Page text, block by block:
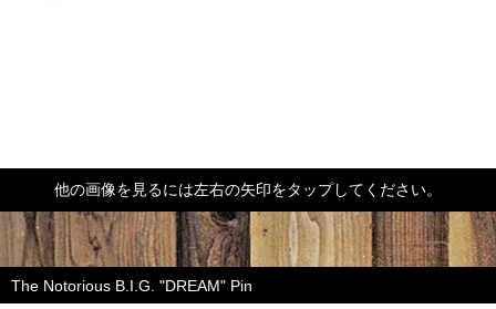
他の画像を見るには左右の矢印をタップしてください。
The Notorious B.I.G. "DREAM" Pin